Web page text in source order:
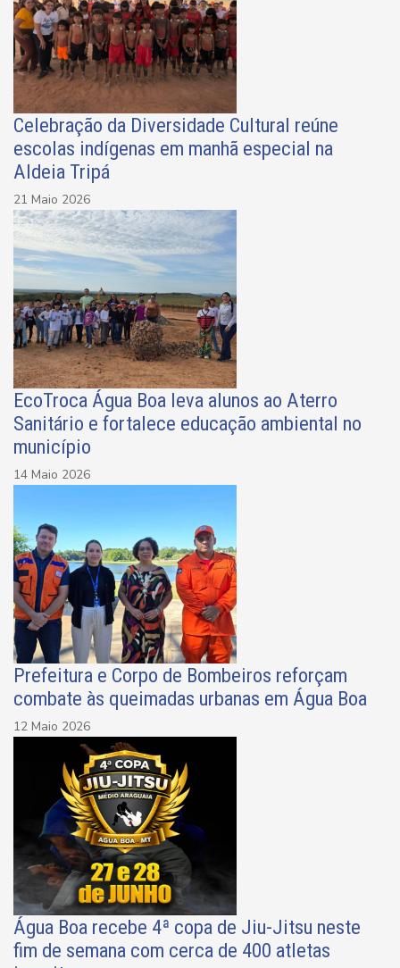
Celebração da Diversidade Cultural reúne
escolas indígenas em manhã especial na
Aldeia Tripá
21 Maio 2026
EcoTroca Água Boa leva alunos ao Aterro
Sanitário e fortalece educação ambiental no
município
14 Maio 2026
Prefeitura e Corpo de Bombeiros reforçam
combate às queimadas urbanas em Água Boa
12 Maio 2026
Água Boa recebe 4ª copa de Jiu-Jitsu neste
fim de semana com cerca de 400 atletas